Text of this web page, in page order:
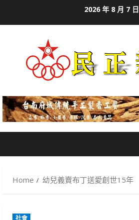
2026 年 8 月 7 日
Home 幼兒義賣布丁送愛創世15年